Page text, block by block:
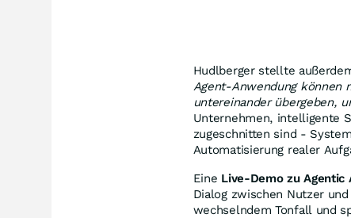
Hudlberger stellte
Agent-Anwendung können
untereinander übergeben,
Unternehmen, intelligente
zugeschnitten sind -
Automatisierung realer
Eine Live-Demo zu Agentic
Dialog zwischen Nutzer
wechselndem Tonfall und